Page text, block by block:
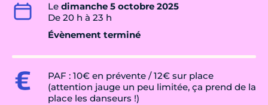
Le dimanche 5 octobre 2025
De 20 h à 23 h
Évènement terminé
PAF : 10€ en prévente / 12€ sur place
(attention jauge un peu limitée, ça prend de la
place les danseurs !)